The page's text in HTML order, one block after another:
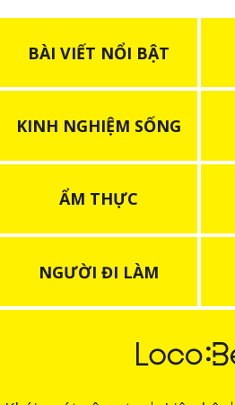
BÀI VIẾT NỔI BẬT
KINH NGHIỆM SỐNG
ẨM THỰC
NGƯỜI ĐI LÀM